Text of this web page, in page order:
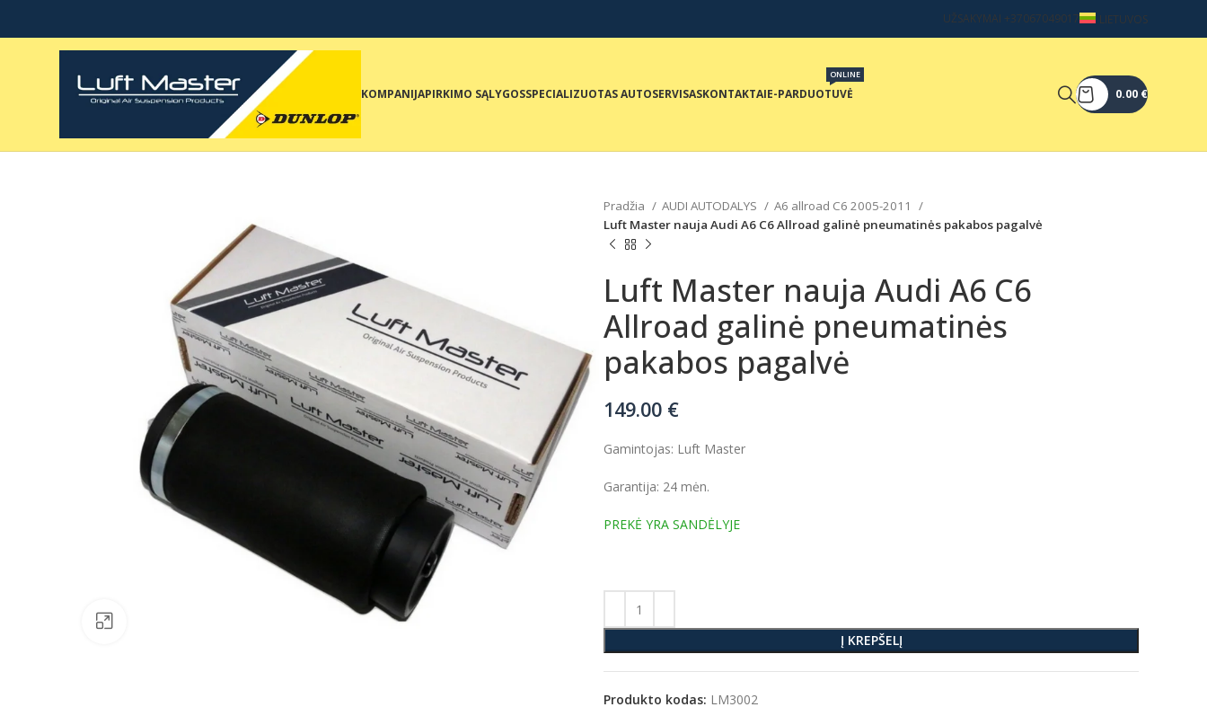
UŽSAKYMAI +37067049017 LIETUVOS
KOMPANIJAPIRKIMO SĄLYGOSSPECIALIZUOTAS AUTOSERVISASKONTAKTAIE-PARDUOTUVĖ
ONLINE
0.00 €
Pradžia AUDI AUTODALYS
A6 allroad C6 2005-2011
Luft Master nauja Audi A6 C6 Allroad galinė pneumatinės pakabos pagalvė
Luft Master nauja Audi A6 C6
Allroad galinė pneumatinės
pakabos pagalvė
149.00 €
Gamintojas: Luft Master
Garantija: 24 mėn.
PREKĖ YRA SANDĖLYJE
Į KREPŠELĮ
Produkto kodas: LM3002